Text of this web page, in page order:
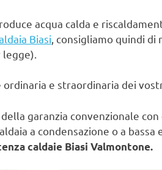
acqua calda e
Biasi , consigliamo quindi
e straordinaria dei
garanzia convenzionale
a condensazione o a bassa
caldaie Biasi Valmontone.